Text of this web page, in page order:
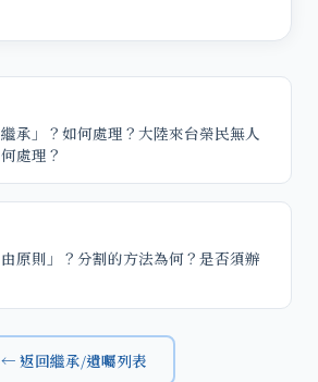
承」？如何處理？大陸來台榮民無人
處理？
原則」？分割的方法為何？是否須辦
← 返回繼承/遺囑列表